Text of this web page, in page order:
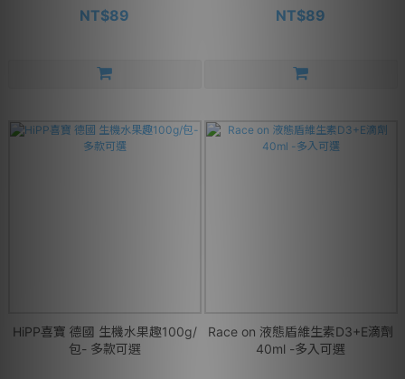
NT$89 NT$89
HiPP喜寶 德國 生機水果趣100g/
包- 多款可選
Race on 液態盾維生素D3+E滴劑
40ml -多入可選